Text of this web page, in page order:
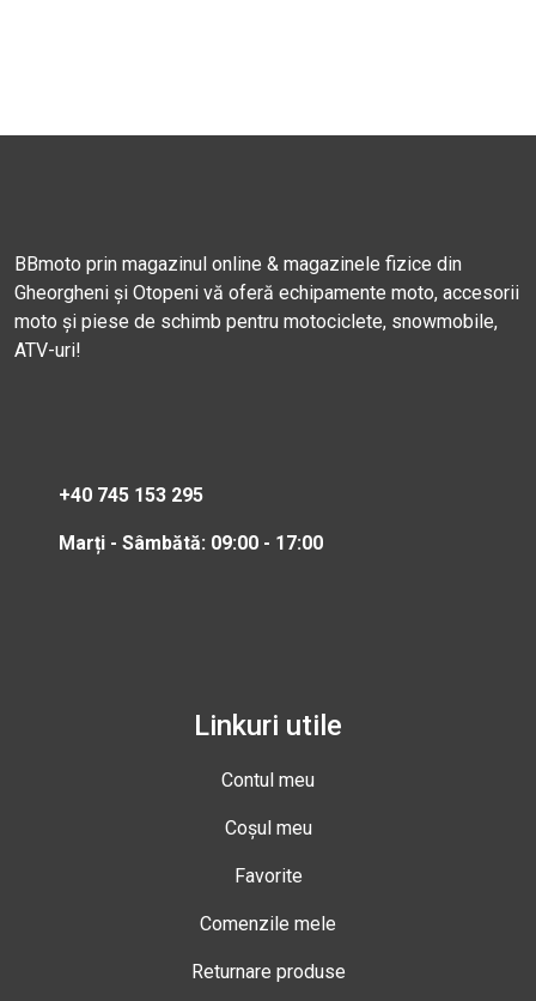
BBmoto prin magazinul online & magazinele fizice din
Gheorgheni și Otopeni vă oferă echipamente moto, accesorii
moto și piese de schimb pentru motociclete, snowmobile,
ATV-uri!
+40 745 153 295
Marți - Sâmbătă: 09:00 - 17:00
Linkuri utile
Contul meu
Coșul meu
Favorite
Comenzile mele
Returnare produse